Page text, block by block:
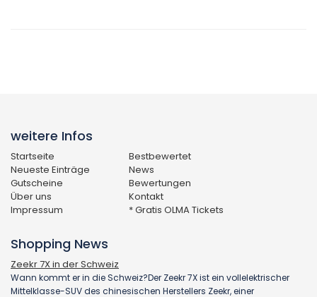
weitere Infos
Startseite
Bestbewertet
Neueste Einträge
News
Gutscheine
Bewertungen
Über uns
Kontakt
Impressum
* Gratis OLMA Tickets
Shopping News
Zeekr 7X in der Schweiz
Wann kommt er in die Schweiz?Der Zeekr 7X ist ein vollelektrischer
Mittelklasse-SUV des chinesischen Herstellers Zeekr, einer